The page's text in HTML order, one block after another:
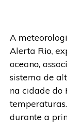
A
Alerta Rio,
oceano,
sistema de
na cidade do
durante a